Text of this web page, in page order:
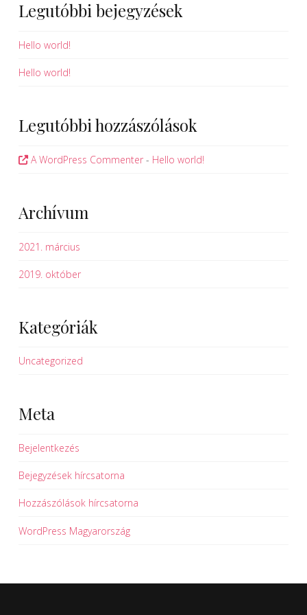
Legutóbbi bejegyzések
Hello world!
Hello world!
Legutóbbi hozzászólások
A WordPress Commenter - Hello world!
Archívum
2021. március
2019. október
Kategóriák
Uncategorized
Meta
Bejelentkezés
Bejegyzések hírcsatorna
Hozzászólások hírcsatorna
WordPress Magyarország